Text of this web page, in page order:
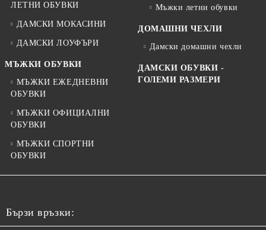
ЛЕТНИ ОБУВКИ
ДАМСКИ МОКАСИНИ
ДАМСКИ ЛОУФЪРИ
МЪЖКИ ОБУВКИ
МЪЖКИ ЕЖЕДНЕВНИ
ОБУВКИ
МЪЖКИ ОФИЦИАЛНИ
ОБУВКИ
МЪЖКИ СПОРТНИ
ОБУВКИ
Мъжки летни обувки
ДОМАШНИ ЧЕХЛИ
Дамски домашни чехли
ДАМСКИ ОБУВКИ -
ГОЛЕМИ РАЗМЕРИ
Бързи връзки: